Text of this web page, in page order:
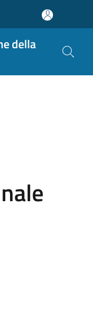
della